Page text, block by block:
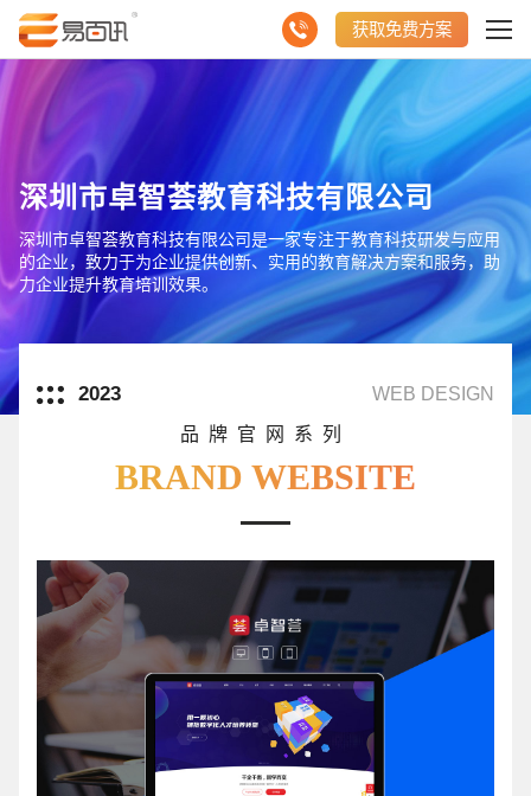
获取免费方案
深圳市卓智荟教育科技有限公司
深圳市卓智荟教育科技有限公司是一家专注于教育科技研发与应用
的企业，致力于为企业提供创新、实用的教育解决方案和服务，助
力企业提升教育培训效果。
2023
WEB DESIGN
品牌官网系列
BRAND WEBSITE